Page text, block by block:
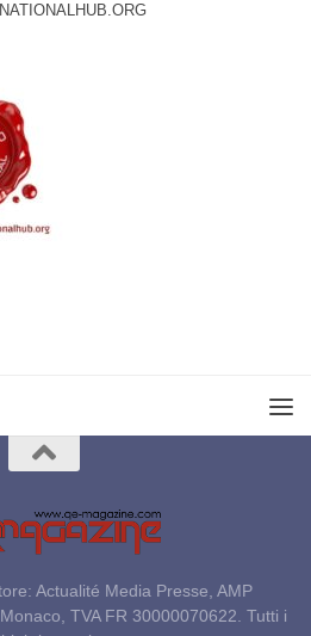
Actualité Media Presse, AMP
TVA FR 30000070622. Tutti i